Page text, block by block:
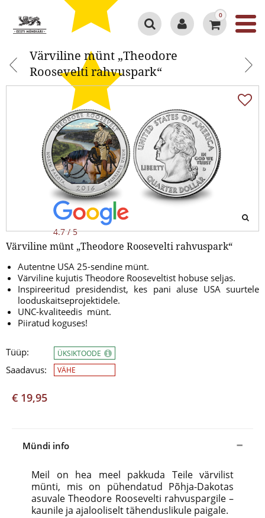
4.7 / 5
0
Värviline münt „Theodore
Roosevelti rahvuspark“
Värviline münt „Theodore Roosevelti rahvuspark“
Autentne USA 25-sendine münt.
Värviline kujutis Theodore Rooseveltist hobuse seljas.
Inspireeritud presidendist, kes pani aluse USA suurtele
looduskaitseprojektidele.
UNC-kvaliteedis münt.
Piiratud koguses!
Tüüp:
Saadavus:
ÜKSIKTOODE
VÄHE
€ 19,95
Mündi info
Meil on hea meel pakkuda Teile värvilist
münti, mis on pühendatud Põhja-Dakotas
asuvale Theodore Roosevelti rahvuspargile –
kaunile ja ajalooliselt tähenduslikule paigale.
Värviline münt „Theodore
Roosevelti rahvuspark“